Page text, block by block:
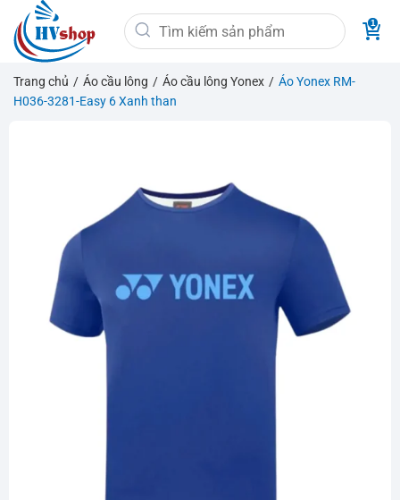
qua
nội
dung
Tìm
kiếm:
Trang chủ / Áo cầu lông / Áo cầu lông Yonex / Áo Yonex RM-
H036-3281-Easy 6 Xanh than